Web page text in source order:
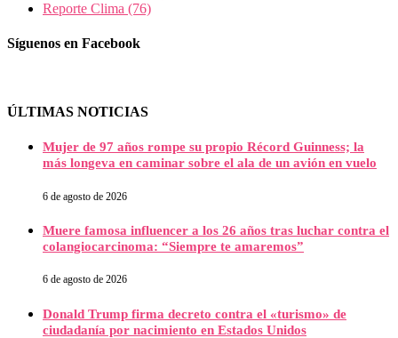
Reporte Clima (76)
Síguenos en Facebook
ÚLTIMAS NOTICIAS
Mujer de 97 años rompe su propio Récord Guinness; la
más longeva en caminar sobre el ala de un avión en vuelo
6 de agosto de 2026
Muere famosa influencer a los 26 años tras luchar contra el
colangiocarcinoma: “Siempre te amaremos”
6 de agosto de 2026
Donald Trump firma decreto contra el «turismo» de
ciudadanía por nacimiento en Estados Unidos